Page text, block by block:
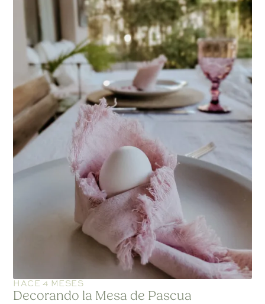
HACE 4 MESES
Decorando la Mesa de Pascua